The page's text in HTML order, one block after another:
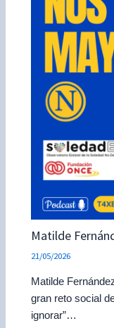
Matilde
21/05/2026
Matilde
gran reto social
ignorar”…